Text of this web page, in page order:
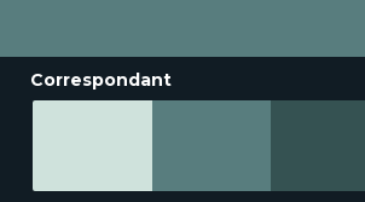
Correspondant